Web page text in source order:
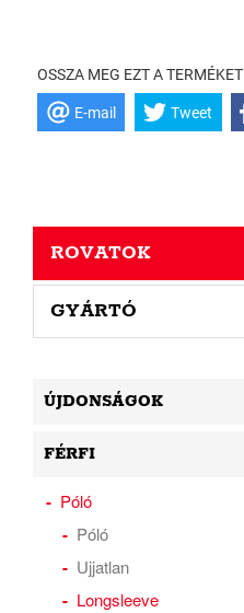
OSSZA MEG EZT A TERMÉKET
E-mail Tweet
ROVATOK
GYÁRTÓ
ÚJDONSÁGOK
FÉRFI
Póló
Póló
Ujjatlan
Longsleeve